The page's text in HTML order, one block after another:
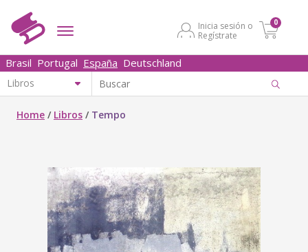
Inicia sesión o
Regístrate
0
Brasil Portugal España Deutschland
Home / Libros / Tempo